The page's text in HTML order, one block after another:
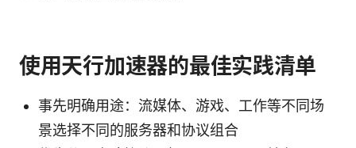
使用天行加速器的最佳实践清单
事先明确用途：流媒体、游戏、工作等不同场
景选择不同的服务器和协议组合